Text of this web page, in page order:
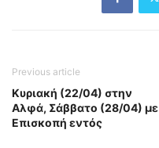
Previous article
Κυριακή (22/04) στην
Αλφά, Σάββατο (28/04) με
Επισκοπή εντός